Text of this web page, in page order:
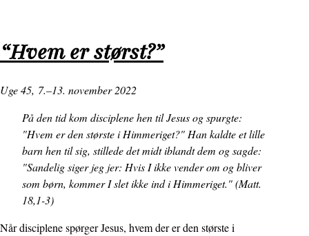
vort
bort
“Hvem er størst?”
Uge 45, 7.–13. november 2022
På den tid kom disciplene hen til Jesus og spurgte:
"Hvem er den største i Himmeriget?" Han kaldte et lille
barn hen til sig, stillede det midt iblandt dem og sagde:
"Sandelig siger jeg jer: Hvis I ikke vender om og bliver
som børn, kommer I slet ikke ind i Himmeriget." (Matt.
18,1-3)
Når disciplene spørger Jesus, hvem der er den største i